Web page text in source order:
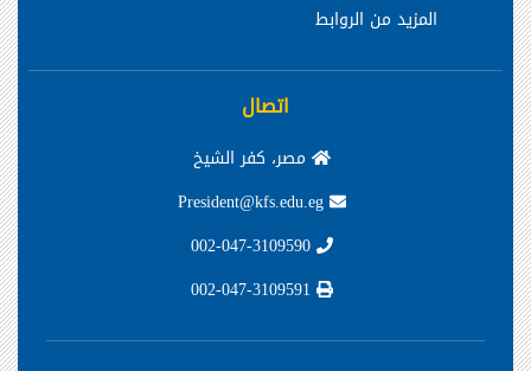
المزيد من الروابط
اتصال
مصر، كفر الشيخ